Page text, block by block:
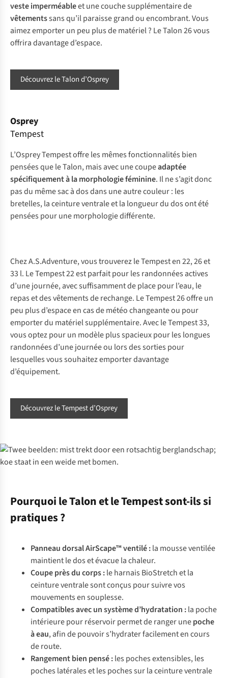
veste imperméableet une couche supplémentaire de
vêtementssans qu’il paraisse grand ou encombrant. Vous
aimez emporter un peu plus de matériel ? Le Talon 26 vous
offrira davantage d’espace.
Découvrez le Talon d’Osprey
Osprey
Tempest
L’Osprey Tempest offre les mêmes fonctionnalités bien
pensées que le Talon, mais avec une coupeadaptée
spécifiquement à la morphologie féminine. Il ne s’agit donc
pas du même sac à dos dans une autre couleur : les
bretelles, la ceinture ventrale et la longueur du dos ont été
pensées pour une morphologie différente.
Chez A.S.Adventure, vous trouverez le Tempest en 22, 26 et
33 l. Le Tempest 22 est parfait pour les randonnées actives
d’une journée, avec suffisamment de place pour l’eau, le
repas et des vêtements de rechange. Le Tempest 26 offre un
peu plus d’espace en cas de météo changeante ou pour
emporter du matériel supplémentaire. Avec le Tempest 33,
vous optez pour un modèle plus spacieux pour les longues
randonnées d’une journée ou lors des sorties pour
lesquelles vous souhaitez emporter davantage
d’équipement.
Découvrez le Tempest d’Osprey
Pourquoi le Talon et le Tempest sont-ils si
pratiques ?
Panneau dorsal AirScape™ ventilé:la mousse ventilée
maintient le dos et évacue la chaleur.
Coupe près du corps:le harnais BioStretch et la
ceinture ventrale sont conçus pour suivre vos
mouvements en souplesse.
Compatibles avec un système d’hydratation :la poche
intérieure pour réservoir permet de ranger unepoche
à eau, afin de pouvoir s’hydrater facilement en cours
de route.
Rangement bien pensé:les poches extensibles, les
poches latérales et les poches sur la ceinture ventrale